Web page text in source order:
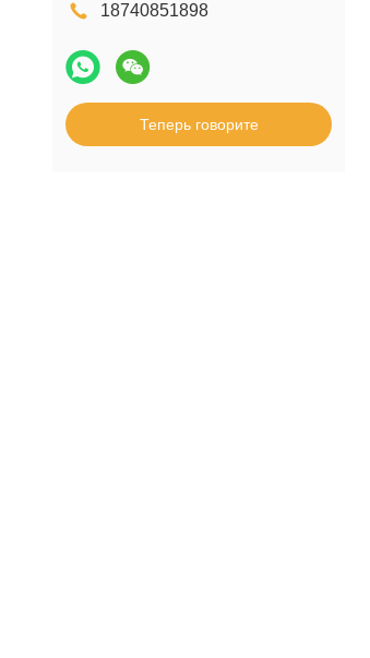
18740851898
Теперь говорите